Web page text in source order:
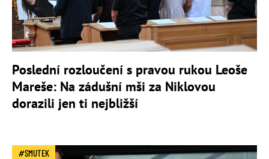
Poslední rozloučení s pravou rukou Leoše
Mareše: Na zádušní mši za Niklovou
dorazili jen ti nejbližší
SMUTEK